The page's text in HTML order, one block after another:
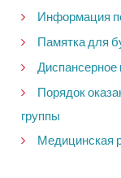
Информация
Памятка для
Порядок
группы
Медицинская